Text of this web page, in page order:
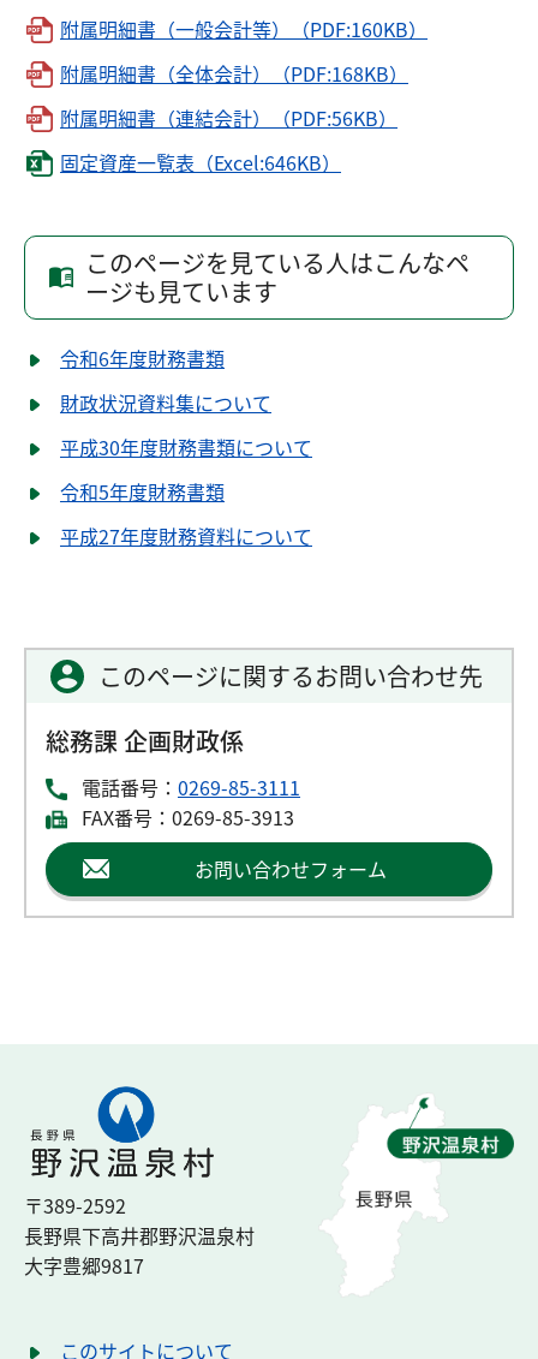
附属明細書（一般会計等）（PDF:160KB）
附属明細書（全体会計）（PDF:168KB）
附属明細書（連結会計）（PDF:56KB）
固定資産一覧表（Excel:646KB）
このページを見ている人はこんなペ
ージも見ています
令和6年度財務書類
財政状況資料集について
平成30年度財務書類について
令和5年度財務書類
平成27年度財務資料について
このページに関するお問い合わせ先
総務課 企画財政係
電話番号： 0269-85-3111
FAX番号：0269-85-3913
お問い合わせフォーム
〒389-2592
長野県下高井郡野沢温泉村
大字豊郷9817
このサイトについて